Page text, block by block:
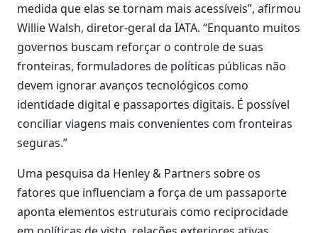
medida que elas se tornam mais acessíveis”, afirmou
Willie Walsh, diretor-geral da IATA. “Enquanto muitos
governos buscam reforçar o controle de suas
fronteiras, formuladores de políticas públicas não
devem ignorar avanços tecnológicos como
identidade digital e passaportes digitais. É possível
conciliar viagens mais convenientes com fronteiras
seguras.”
Uma pesquisa da Henley & Partners sobre os
fatores que influenciam a força de um passaporte
aponta elementos estruturais como reciprocidade